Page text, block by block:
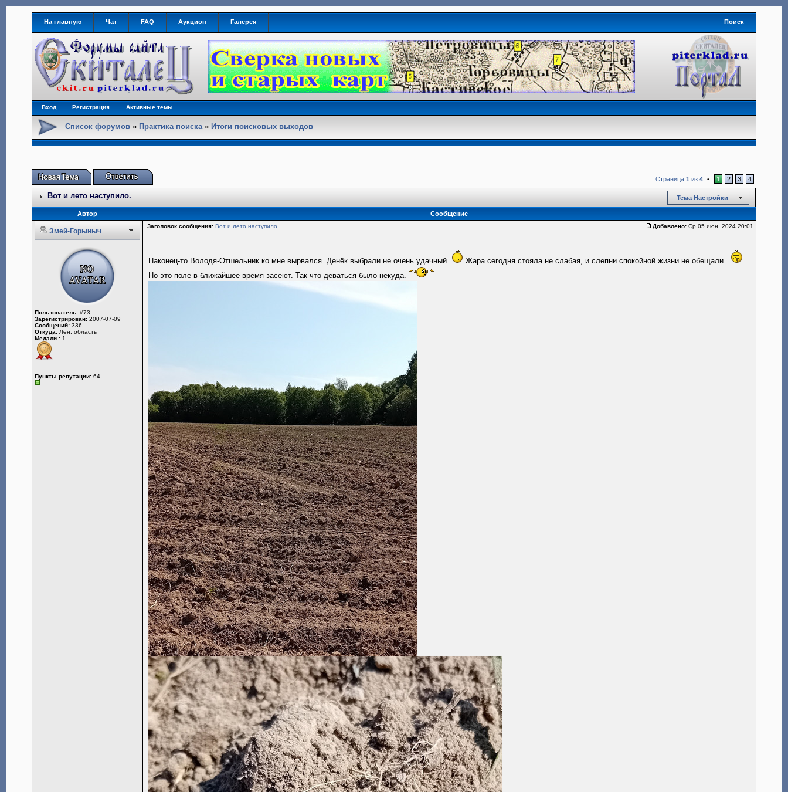
На главную Чат FAQ Аукцион Галерея Поиск
Вход Регистрация Активные темы
Список форумов» Практика поиска» Итоги поисковых выходов
Страница 1 из 4 • 1 2 3 4
Вот и лето наступило. Тема Настройки
Автор Сообщение
Змей-Горыныч
Заголовок сообщения: Вот и лето наступило. Добавлено:Ср 05 июн, 2024 20:01
Пользователь:#73
Зарегистрирован:2007-07-09
Сообщений:336
Откуда:Лен. область
Медали :1
Пункты репутации:64
Наконец-то Володя-Отшельник ко мне вырвался. Денёк выбрали не очень удачный.
Жара сегодня стояла не слабая, и слепни спокойной жизни не обещали.
Но это поле в ближайшее время засеют. Так что деваться было некуда.